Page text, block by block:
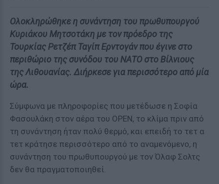
Ολοκληρώθηκε η συνάντηση του πρωθυπουργού
Κυριάκου Μητσοτάκη με τον πρόεδρο της
Τουρκίας Ρετζέπ Ταγίπ Ερντογάν που έγινε στο
περιθώριο της συνόδου του ΝΑΤΟ στο Βίλνιους
της Λιθουανίας. Διήρκεσε για περισσότερο από μία
ώρα.
Σύμφωνα με πληροφορίες που μετέδωσε η Σοφία
Φασουλάκη στον αέρα του OPEN, το κλίμα πριν από
τη συνάντηση ήταν πολύ θερμό, και επειδή το τετ α
τετ κράτησε περισσότερο από το αναμενόμενο, η
συνάντηση του πρωθυπουργού με τον Όλαφ Σολτς
δεν θα πραγματοποιηθεί.